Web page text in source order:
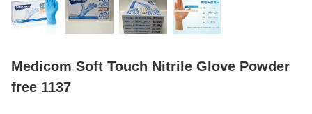
Medicom Soft Touch Nitrile Glove Powder
free 1137